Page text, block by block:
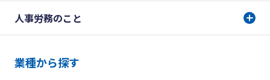
人事労務のこと
業種から探す